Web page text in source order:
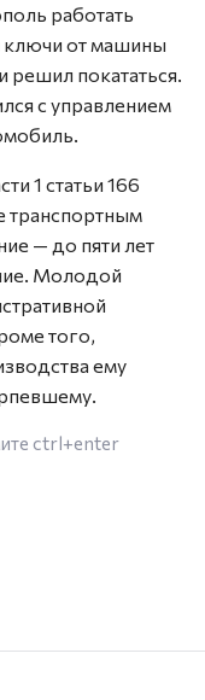
работать
ключи от машины
покататься.
с управлением
1 статьи 166
транспортным
— до пяти лет
Молодой
того,
ему
ctrl+enter